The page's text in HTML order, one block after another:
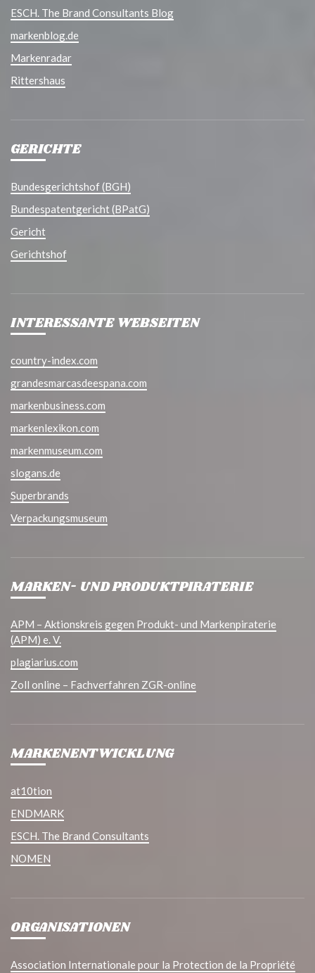
ESCH. The Brand Consultants Blog
markenblog.de
Markenradar
Rittershaus
GERICHTE
Bundesgerichtshof (BGH)
Bundespatentgericht (BPatG)
Gericht
Gerichtshof
INTERESSANTE WEBSEITEN
country-index.com
grandesmarcasdeespana.com
markenbusiness.com
markenlexikon.com
markenmuseum.com
slogans.de
Superbrands
Verpackungsmuseum
MARKEN- UND PRODUKTPIRATERIE
APM – Aktionskreis gegen Produkt- und Markenpiraterie
(APM) e. V.
plagiarius.com
Zoll online – Fachverfahren ZGR-online
MARKENENTWICKLUNG
at10tion
ENDMARK
ESCH. The Brand Consultants
NOMEN
ORGANISATIONEN
Association Internationale pour la Protection de la Propriété